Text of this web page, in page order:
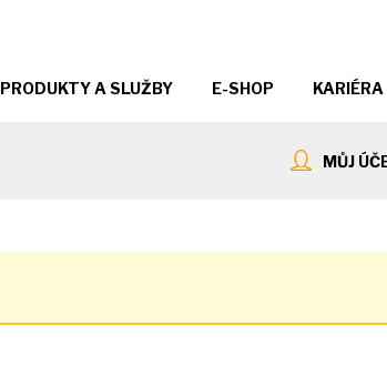
PRODUKTY A SLUŽBY E-SHOP KARIÉRA
MŮJ